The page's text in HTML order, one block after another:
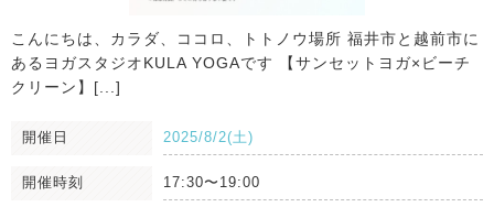
こんにちは、カラダ、ココロ、トトノウ場所 福井市と越前市に
あるヨガスタジオKULA YOGAです 【サンセットヨガ×ビーチ
クリーン】[...]
開催日 2025/8/2(土)
開催時刻 17:30〜19:00